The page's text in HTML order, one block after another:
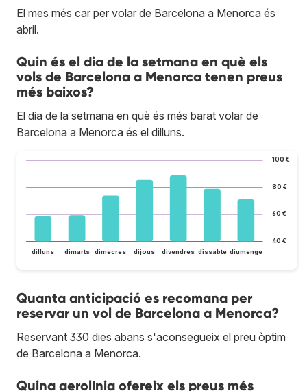
El mes més car per volar de Barcelona a Menorca és
abril.
Quin és el dia de la setmana en què els
vols de Barcelona a Menorca tenen preus
més baixos?
El dia de la setmana en què és més barat volar de
Barcelona a Menorca és el dilluns.
40 €
60 €
80 €
100 €
dilluns dimarts dimecres dijous divendres dissabte diumenge
Quanta anticipació es recomana per
reservar un vol de Barcelona a Menorca?
Reservant 330 dies abans s'aconsegueix el preu òptim
de Barcelona a Menorca.
Quina aerolínia ofereix els preus més